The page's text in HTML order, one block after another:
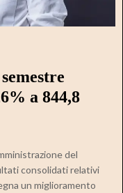
a 844,8
del
consolidati relativi
un miglioramento